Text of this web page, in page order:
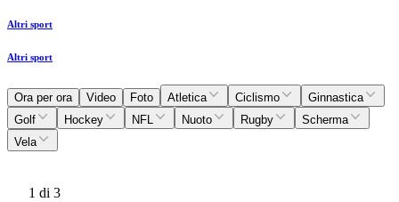
Altri sport
Altri sport
Ora per ora Video Foto Atletica Ciclismo
Ginnastica
Golf
Hockey NFL Nuoto Rugby
Scherma
Vela
1 di 3